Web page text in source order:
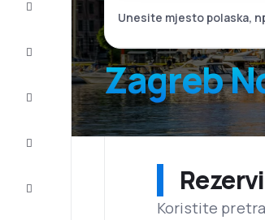
Letovanje
Smještaj Zagreb
Koristite